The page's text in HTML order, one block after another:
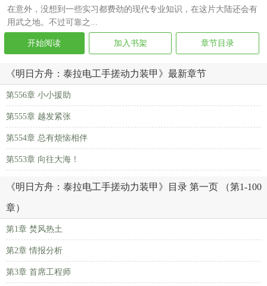
在意外，没想到一些实习都费劲的现代专业知识，在这片大陆还会有
用武之地。不过可靠之...
开始阅读 加入书架 章节目录
《明日方舟：泰拉电工手搓动力装甲》最新章节
第556章 小小援助
第555章 越发紧张
第554章 总有烦恼相伴
第553章 向往大海！
《明日方舟：泰拉电工手搓动力装甲》目录 第一页 （第1-100
章）
第1章 焚风热土
第2章 情报分析
第3章 首席工程师